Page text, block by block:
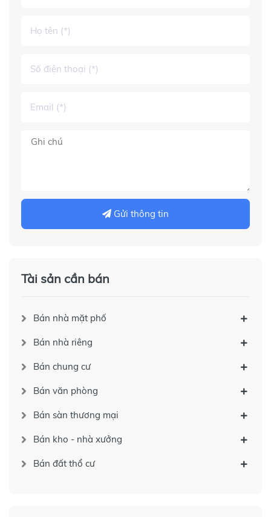
Gửi thông tin
Tài sản cần bán
Bán nhà mặt phố
Bán nhà riêng
Bán chung cư
Bán văn phòng
Bán sàn thương mại
Bán kho - nhà xưởng
Bán đất thổ cư